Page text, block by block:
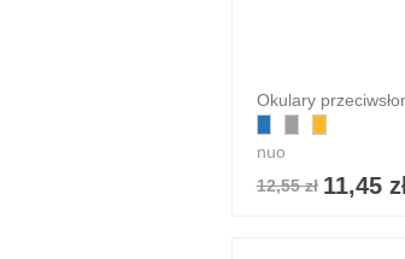
Okulary
nuo
12,55 zł 11,45